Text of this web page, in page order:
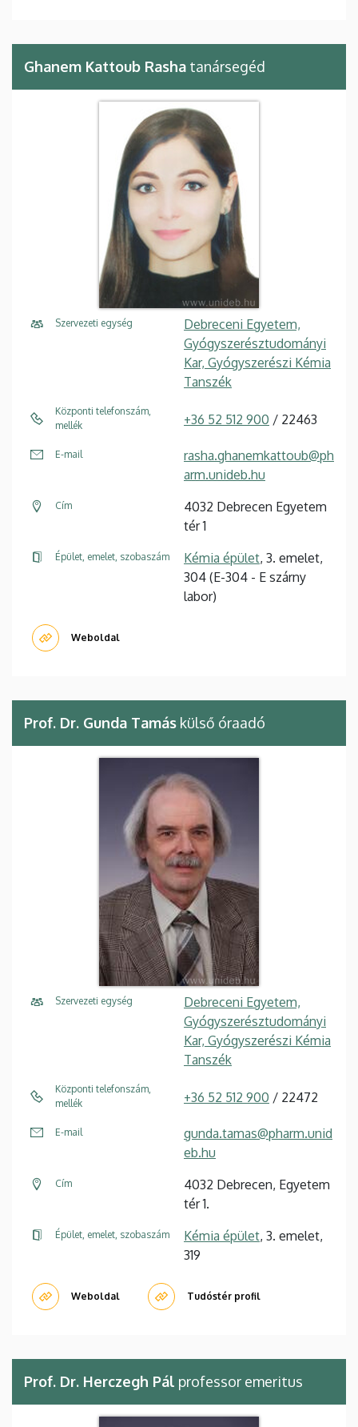
Ghanem Kattoub Rasha tanársegéd
Szervezeti egység
Debreceni Egyetem,
Gyógyszerésztudományi
Kar, Gyógyszerészi Kémia
Tanszék
Központi telefonszám,
mellék
+36 52 512 900 / 22463
E-mail
rasha.ghanemkattoub@ph
arm.unideb.hu
Cím
4032 Debrecen Egyetem
tér 1
Épület, emelet, szobaszám Kémia épület, 3. emelet,
304 (E-304 - E szárny
labor)
Weboldal
Prof. Dr. Gunda Tamás külső óraadó
Szervezeti egység
Debreceni Egyetem,
Gyógyszerésztudományi
Kar, Gyógyszerészi Kémia
Tanszék
Központi telefonszám,
mellék
+36 52 512 900 / 22472
E-mail
gunda.tamas@pharm.unid
eb.hu
Cím
4032 Debrecen, Egyetem
tér 1.
Épület, emelet, szobaszám Kémia épület, 3. emelet,
319
Weboldal Tudóstér profil
Prof. Dr. Herczegh Pál professor emeritus